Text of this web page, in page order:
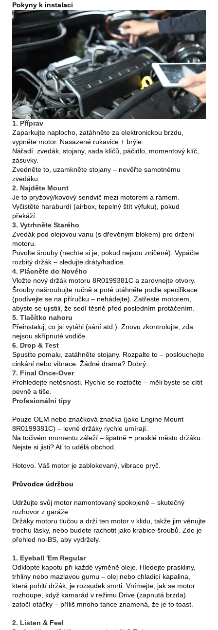
Pokyny k instalaci
1. Příprav
Zaparkujte naplocho, zatáhněte za elektronickou brzdu,
vypněte motor. Nasazené rukavice + brýle.
Nářadí: zvedák, stojany, sada klíčů, páčidlo, momentový klíč,
zásuvky.
Zvedněte to, uzamkněte stojany – nevěřte samotnému
zvedáku.
2. Najděte Mount
Je to pryžový/kovový sendvič mezi motorem a rámem.
Vyčistěte haraburdí (airbox, tepelný štít výfuku), pokud
překáží.
3. Vytrhněte Starého
Zvedák pod olejovou vanu (s dřevěným blokem) pro držení
motoru.
Povolte šrouby (nechte si je, pokud nejsou zničené). Vypáčte
rozbitý držák – sledujte dráty/hadice.
4. Plácněte do Nového
Vložte nový držák motoru 8R0199381C a zarovnejte otvory.
Šrouby našroubujte ručně a poté utáhněte podle specifikace
(podívejte se na příručku – nehádejte). Zatřeste motorem,
abyste se ujistili, že sedí těsně před posledním protáčením.
5. Tlačítko nahoru
Přeinstaluj, co jsi vytáhl (sání atd.). Znovu zkontrolujte, zda
nejsou skřípnuté vodiče.
6. Drop & Test
Spusťte pomalu, zatáhněte stojany. Rozpalte to – poslouchejte
cinkání nebo vibrace. Žádné drama? Dobrý.
7. Final Once-Over
Prohledejte netěsnosti. Rychle se roztočte – měli byste se cítit
pevně a tiše.
Profesionální tipy
Pouze OEM nebo značková značka (jako Engine Mount
8R0199381C) – levné držáky rychle umírají.
Na točivém momentu záleží – špatně = prasklé město držáku.
Nejste si jisti? Ať to udělá obchod.
Hotovo. Váš motor je zablokovaný, vibrace pryč.
Průvodce údržbou
Udržujte svůj motor namontovaný spokojeně – skutečný
rozhovor z garáže
Držáky motoru tlučou a drží ten motor v klidu, takže jim věnujte
trochu lásky, nebo budete rachotit jako krabice šroubů. Zde je
přehled no-BS, aby vydržely.
1. Eyeball 'Em Regular
Odklopte kapotu při každé výměně oleje. Hledejte praskliny,
trhliny nebo mazlavou gumu – olej nebo chladicí kapalina,
která pohltí držák, je rozsudek smrti. Vnímejte, jak se motor
rozhoupe, když kamarád v režimu Drive (zapnutá brzda)
zatočí otáčky – příliš mnoho tance znamená, že je to toast.
2. Listen & Feel